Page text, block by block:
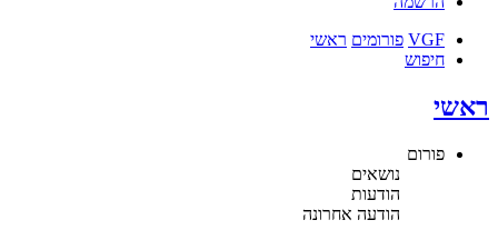
VGF פורומים ראשי
חיפוש
ראשי
פורום
נושאים
הודעות
הודעה אחרונה